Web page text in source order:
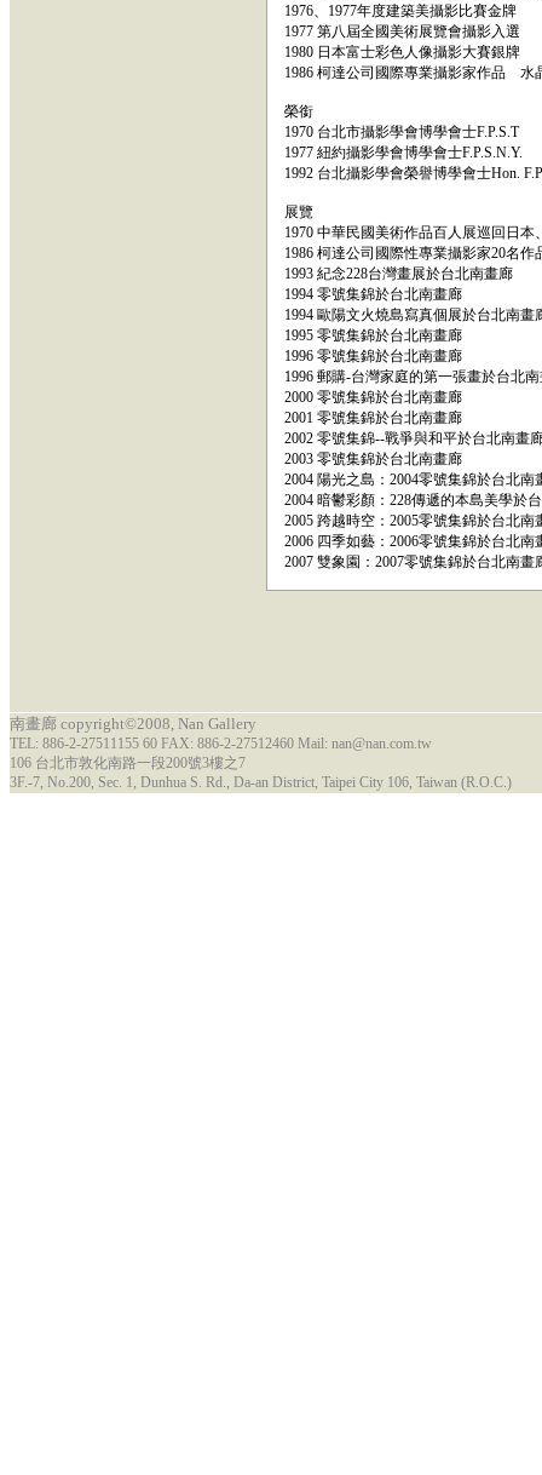
1976、1977年度建築美攝影比賽金牌
1977 第八屆全國美術展覽會攝影入選
1980 日本富士彩色人像攝影大賽銀牌
1986 柯達公司國際專業攝影家作品 水
榮銜
1970 台北市攝影學會博學會士F.P.S.T
1977 紐約攝影學會博學會士F.P.S.N.Y.
1992 台北攝影學會榮譽博學會士Hon.
展覽
1970 中華民國美術作品百人展巡回日
1986 柯達公司國際性專業攝影家20名
1993 紀念228台灣畫展於台北南畫廊
1994 零號集錦於台北南畫廊
1994 歐陽文火燒島寫真個展於台北南畫
1995 零號集錦於台北南畫廊
1996 零號集錦於台北南畫廊
1996 郵購-台灣家庭的第一張畫於台北
2000 零號集錦於台北南畫廊
2001 零號集錦於台北南畫廊
2002 零號集錦--戰爭與和平於台北南畫
2003 零號集錦於台北南畫廊
2004 陽光之島：2004零號集錦於台北南
2004 暗鬱彩顏：228傳遞的本島美學於
2005 跨越時空：2005零號集錦於台北南
2006 四季如藝：2006零號集錦於台北南
2007 雙象園：2007零號集錦於台北南畫
南畫廊 copyright©2008, Nan Gallery
TEL: 886-2-27511155 60 FAX: 886-2-27512460 Mail: nan@nan.com.tw
106 台北市敦化南路一段200號3樓之7
3F.-7, No.200, Sec. 1, Dunhua S. Rd., Da-an District, Taipei City 106, Taiwan (R.O.C.)